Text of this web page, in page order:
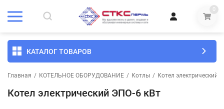
0
КАТАЛОГ ТОВАРОВ
Главная / КОТЕЛЬНОЕ ОБОРУДОВАНИЕ / Котлы / Котел электрический
Котел электрический ЭПО-6 кВт